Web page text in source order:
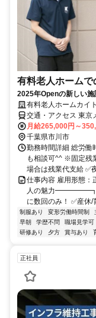
有料老人ホームで
2025年Openの新しい施
有料老人ホームカイ
交通・アクセス 東京
月給265,000円～
千葉県市川市
勤務時間詳細 総労
も相談可^^ ※固定残
場合は残業代支給 ✅
仕事内容 雇用形態
人の魅力━━━━━┓
に数回のみ！ ✅産
制服あり 変形労働時間制
早朝
学歴不問 職場見学可
研修あり
夕方 賞与あり
正社員